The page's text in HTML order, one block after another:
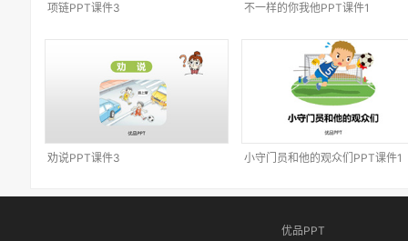
项链PPT课件3 不一样的你我他PPT课件1
劝说PPT课件3 小守门员和他的观众们PPT课件1
优品PPT